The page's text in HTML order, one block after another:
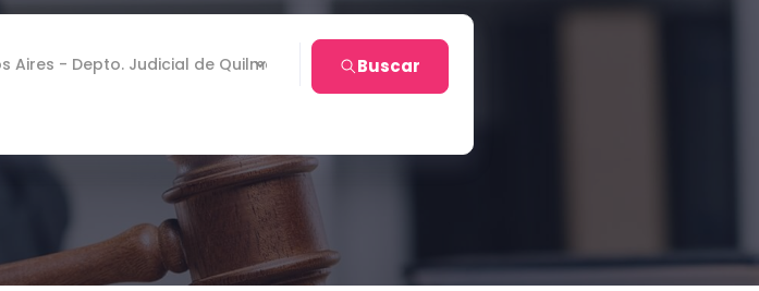
Aires - Depto. Judicial de Quilmes
Buscar